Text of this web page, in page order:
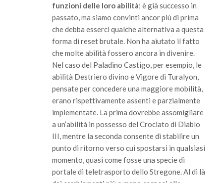
funzioni delle loro abilità; è già successo in
passato, ma siamo convinti ancor più di prima
che debba esserci qualche alternativa a questa
forma di reset brutale. Non ha aiutato il fatto
che molte abilità fossero ancora in divenire.
Nel caso del Paladino Castigo, per esempio, le
abilità Destriero divino e Vigore di Turalyon,
pensate per concedere una maggiore mobilità,
erano rispettivamente assenti e parzialmente
implementate. La prima dovrebbe assomigliare
a un’abilità in possesso del Crociato di Diablo
III, mentre la seconda consente di stabilire un
punto di ritorno verso cui spostarsi in qualsiasi
momento, quasi come fosse una specie di
portale di teletrasporto dello Stregone. Al di là